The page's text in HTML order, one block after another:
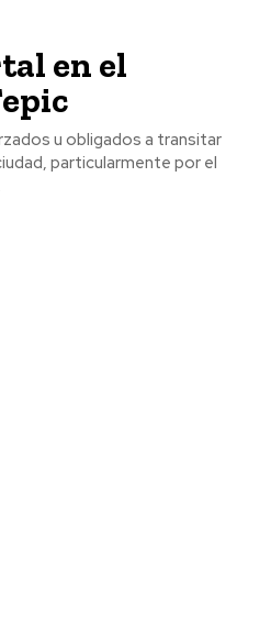
en el
u obligados a transitar
particularmente por el